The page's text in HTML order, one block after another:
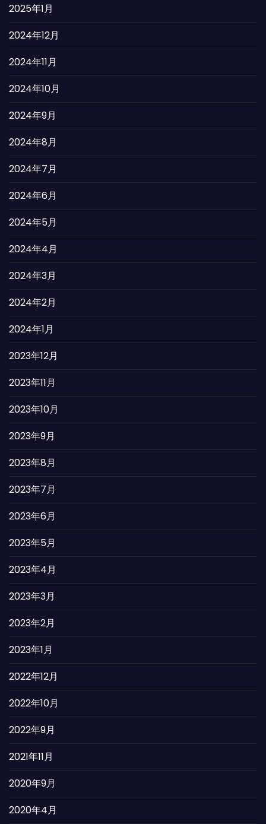
2025年1月
2024年12月
2024年11月
2024年10月
2024年9月
2024年8月
2024年7月
2024年6月
2024年5月
2024年4月
2024年3月
2024年2月
2024年1月
2023年12月
2023年11月
2023年10月
2023年9月
2023年8月
2023年7月
2023年6月
2023年5月
2023年4月
2023年3月
2023年2月
2023年1月
2022年12月
2022年10月
2022年9月
2021年11月
2020年9月
2020年4月